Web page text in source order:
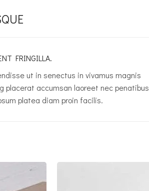
FRINGILLA.
ut in senectus in vivamus magnis
placerat accumsan laoreet nec penatibus
platea diam proin facilis.